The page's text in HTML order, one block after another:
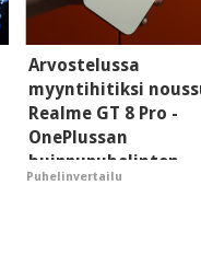
Arvostelussa
myyntihitiksi
Realme GT 8 Pro -
OnePlussan
huippupuhelinten
"perillinen"
Puhelinvertailu